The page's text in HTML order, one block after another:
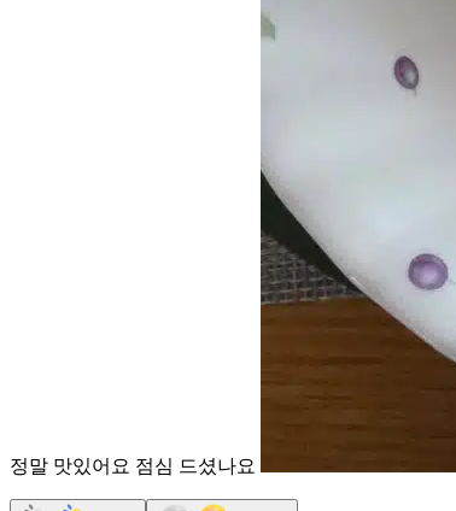
정말 맛있어요 점심 드셨나요